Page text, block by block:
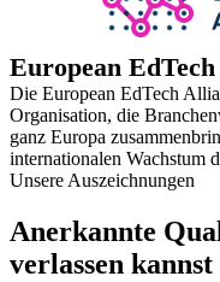
European
Die European EdTech
Organisation, die
ganz Europa
internationalen Wachstum
Unsere Auszeichnungen
Anerkannte
verlassen kannst